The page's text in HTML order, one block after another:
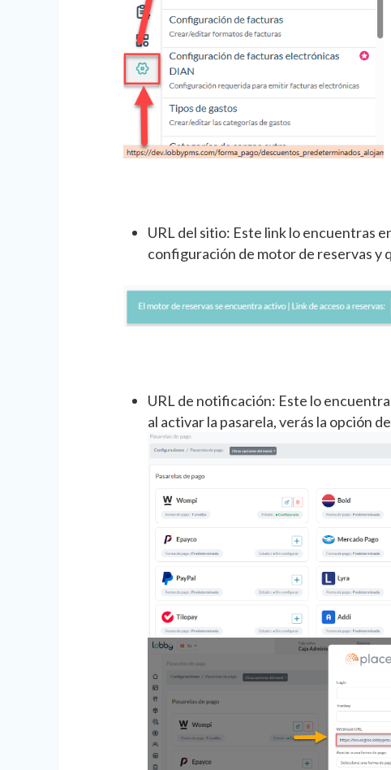
URL del sitio: Este link lo encuentras
configuración de motor de reservas y
URL de notificación: Este lo
al activar la pasarela, verás la opción